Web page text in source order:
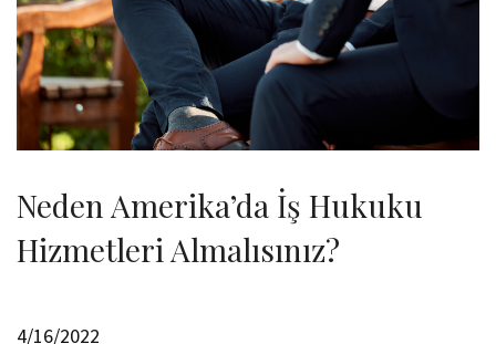
Neden Amerika’da İş Hukuku
Hizmetleri Almalısınız?
4/16/2022